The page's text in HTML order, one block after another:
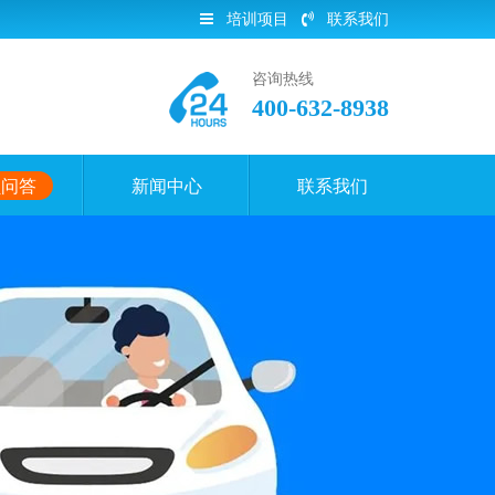
培训项目 联系我们
咨询热线
400-632-8938
答 新闻中心 联系我们